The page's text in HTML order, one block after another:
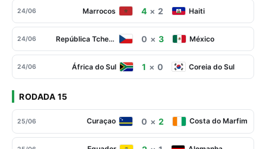
24/06 Marrocos 4 × 2 Haiti
24/06 República Tcheca 0 × 3 México
24/06 África do Sul 1 × 0 Coreia do Sul
RODADA 15
25/06 Curaçao 0 × 2 Costa do Marfim